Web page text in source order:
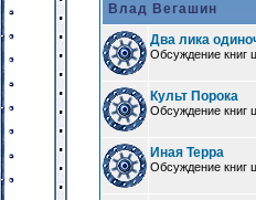
Влад Вегашин
Два лика
Обсуждение книг
Культ Порока
Обсуждение книг
Иная Терра
Обсуждение книг